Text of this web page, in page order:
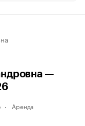
—
Аренда